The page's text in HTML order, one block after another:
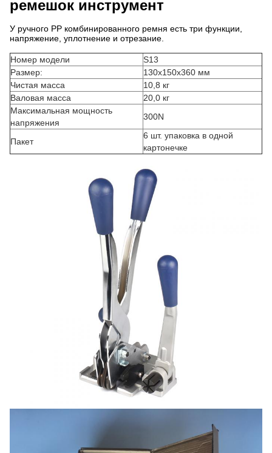
ремешок инструмент
У ручного PP комбинированного ремня есть три функции,
напряжение, уплотнение и отрезание.
Номер модели
S13
Размер:
130x150x360 мм
Чистая масса
10,8 кг
Валовая масса
20,0 кг
Максимальная мощность
напряжения
300N
Пакет
6 шт. упаковка в одной
картонечке